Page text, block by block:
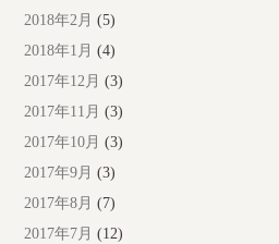
2018年2月 (5)
2018年1月 (4)
2017年12月 (3)
2017年11月 (3)
2017年10月 (3)
2017年9月 (3)
2017年8月 (7)
2017年7月 (12)